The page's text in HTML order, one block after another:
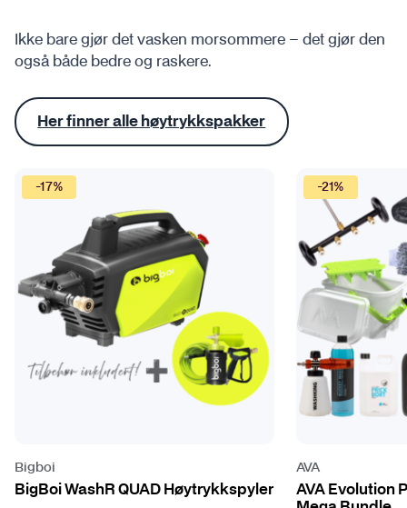
Ikke bare gjør det vasken morsommere – det gjør den
også både bedre og raskere.
Her finner alle høytrykkspakker
-17%
Bigboi
BigBoi WashR QUAD Høytrykkspyler
-21%
AVA
AVA Evolution